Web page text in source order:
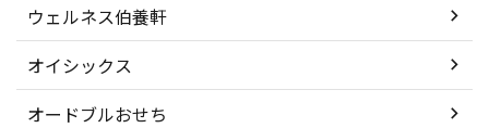
ウェルネス伯養軒
オイシックス
オードブルおせち